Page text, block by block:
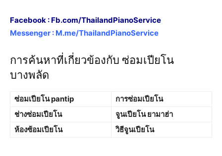
Facebook : Fb.com/ThailandPianoService
Messenger : M.me/ThailandPianoService
การค้นหาที่เกี่ยวข้องกับ ซ่อมเปียโน
บางพลัด
ซ่อมเปียโน pantip
การซ่อมเปียโน
ช่างซ่อมเปียโน
จูนเปียโน ยามาฮ่า
ห้องซ้อมเปียโน
วิธีจูนเปียโน